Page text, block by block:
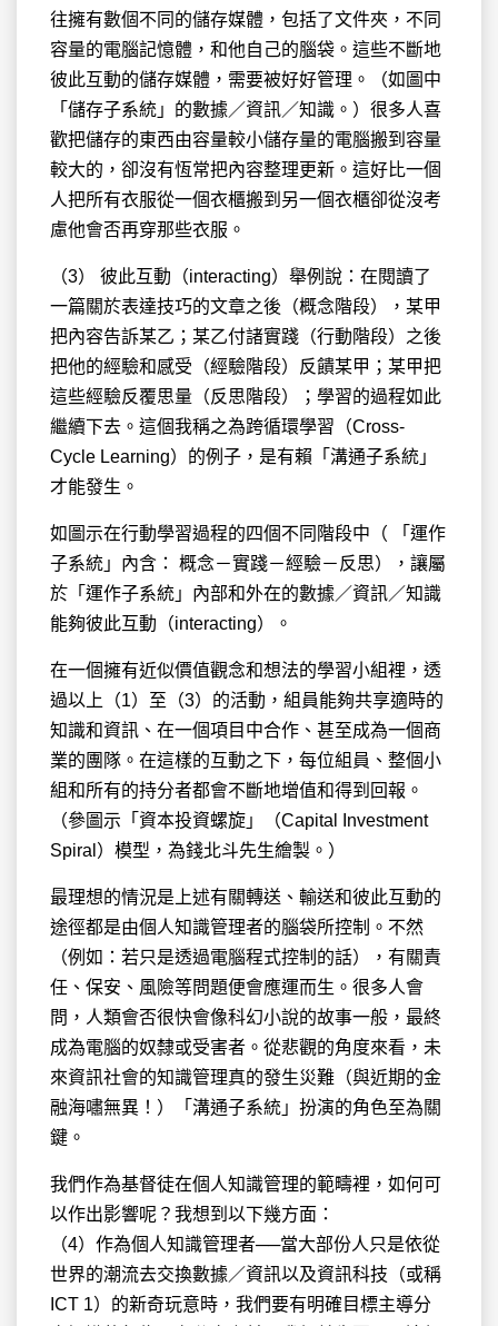
往擁有數個不同的儲存媒體，包括了文件夾，不同
容量的電腦記憶體，和他自己的腦袋。這些不斷地
彼此互動的儲存媒體，需要被好好管理。（如圖中
「儲存子系統」的數據／資訊／知識。）很多人喜
歡把儲存的東西由容量較小儲存量的電腦搬到容量
較大的，卻沒有恆常把內容整理更新。這好比一個
人把所有衣服從一個衣櫃搬到另一個衣櫃卻從沒考
慮他會否再穿那些衣服。
（3） 彼此互動（interacting）舉例說：在閱讀了
一篇關於表達技巧的文章之後（概念階段），某甲
把內容告訴某乙；某乙付諸實踐（行動階段）之後
把他的經驗和感受（經驗階段）反饋某甲；某甲把
這些經驗反覆思量（反思階段）；學習的過程如此
繼續下去。這個我稱之為跨循環學習（Cross-
Cycle Learning）的例子，是有賴「溝通子系統」
才能發生。
如圖示在行動學習過程的四個不同階段中（ 「運作
子系統」內含： 概念－實踐－經驗－反思），讓屬
於「運作子系統」內部和外在的數據／資訊／知識
能夠彼此互動（interacting）。
在一個擁有近似價值觀念和想法的學習小組裡，透
過以上（1）至（3）的活動，組員能夠共享適時的
知識和資訊、在一個項目中合作、甚至成為一個商
業的團隊。在這樣的互動之下，每位組員、整個小
組和所有的持分者都會不斷地增值和得到回報。
（參圖示「資本投資螺旋」（Capital Investment
Spiral）模型，為錢北斗先生繪製。）
最理想的情況是上述有關轉送、輸送和彼此互動的
途徑都是由個人知識管理者的腦袋所控制。不然
（例如：若只是透過電腦程式控制的話），有關責
任、保安、風險等問題便會應運而生。很多人會
問，人類會否很快會像科幻小說的故事一般，最終
成為電腦的奴隸或受害者。從悲觀的角度來看，未
來資訊社會的知識管理真的發生災難（與近期的金
融海嘯無異！）「溝通子系統」扮演的角色至為關
鍵。
我們作為基督徒在個人知識管理的範疇裡，如何可
以作出影響呢？我想到以下幾方面：
（4）作為個人知識管理者──當大部份人只是依從
世界的潮流去交換數據／資訊以及資訊科技（或稱
ICT 1）的新奇玩意時，我們要有明確目標主導分